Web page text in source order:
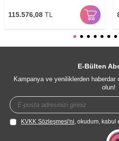
115.576,08 TL
E-Bülten
Kampanya ve yeniliklerden
olun!
KVKK Sözleşmesi'ni, okudum, kabul